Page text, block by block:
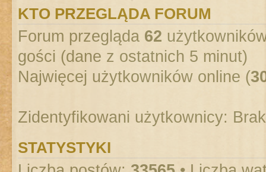
KTO PRZEGLĄDA FORUM
Forum przegląda 62
gości (dane z ostatnich 5 minut)
Najwięcej użytkowników online (
Zidentyfikowani użytkownicy:
STATYSTYKI